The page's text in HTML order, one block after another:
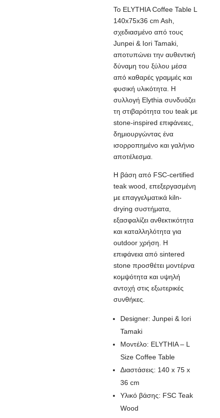
Το ELYTHIA Coffee Table L
140x75x36 cm Ash,
σχεδιασμένο από τους
Junpei & Iori Tamaki,
αποτυπώνει την αυθεντική
δύναμη του ξύλου μέσα
από καθαρές γραμμές και
φυσική υλικότητα. Η
συλλογή Elythia συνδυάζει
τη στιβαρότητα του teak με
stone-inspired επιφάνειες,
δημιουργώντας ένα
ισορροπημένο και γαλήνιο
αποτέλεσμα.
Η βάση από FSC-certified
teak wood, επεξεργασμένη
με επαγγελματικά kiln-
drying συστήματα,
εξασφαλίζει ανθεκτικότητα
και καταλληλότητα για
outdoor χρήση. Η
επιφάνεια από sintered
stone προσθέτει μοντέρνα
κομψότητα και υψηλή
αντοχή στις εξωτερικές
συνθήκες.
Designer: Junpei & Iori
Tamaki
Μοντέλο: ELYTHIA – L
Size Coffee Table
Διαστάσεις: 140 x 75 x
36 cm
Υλικό βάσης: FSC Teak
Wood